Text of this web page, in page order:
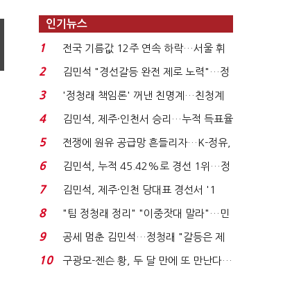
인기뉴스
1
전국 기름값 12주 연속 하락…서울 휘
발윳값 1909원...
2
김민석 "경선갈등 완전 제로 노력"…정
청래 "반명 공세 사...
3
'정청래 책임론' 꺼낸 친명계…친청계
는 추가투표 때리기...
4
김민석, 제주·인천서 승리…누적 득표율
'1위 탈환'(종합)...
5
전쟁에 원유 공급망 흔들리자…K-정유,
에너지안보 핵심...
6
김민석, 누적 45.42%로 경선 1위…정
청래와 격차 0.86%p(...
7
김민석, 제주·인천 당대표 경선서 '1
위'(1보)...
8
"팀 정청래 정리" "이중잣대 말라"…민
주 최고위원 계파 다...
9
공세 멈춘 김민석…정청래 "갈등은 제
가 수습"
10
구광모-젠슨 황, 두 달 만에 또 만난다…